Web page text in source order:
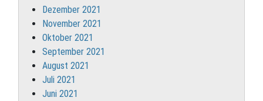
Dezember 2021
November 2021
Oktober 2021
September 2021
August 2021
Juli 2021
Juni 2021